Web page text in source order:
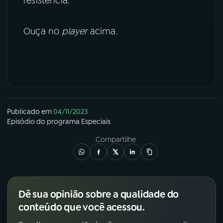
Ouça no playeracima.
Publicado em04/11/2023
Episódio do programa Especiais
Compartilhe
Dê sua opinião sobre a qualidade do
conteúdo que você acessou.